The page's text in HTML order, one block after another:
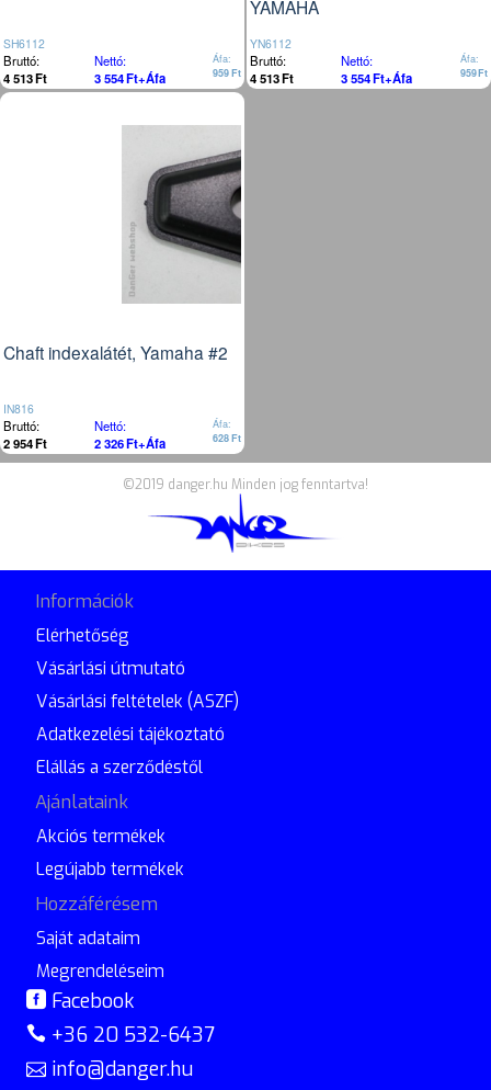
SH6112
Bruttó:
4 513Ft
Nettó:
3 554Ft+Áfa
Áfa:
959Ft
YAMAHA
YN6112
Bruttó:
4 513Ft
Nettó:
3 554Ft+Áfa
Áfa:
959Ft
Chaft indexalátét, Yamaha #2
IN816
Bruttó:
2 954Ft
Nettó:
2 326Ft+Áfa
Áfa:
628Ft
©2019 danger.hu Minden jog fenntartva!
Információk
Elérhetőség
Vásárlási útmutató
Vásárlási feltételek (ASZF)
Adatkezelési tájékoztató
Elállás a szerződéstől
Ajánlataink
Akciós termékek
Legújabb termékek
Hozzáférésem
Saját adataim
Megrendeléseim
Facebook
+36 20 532-6437
info@danger.hu